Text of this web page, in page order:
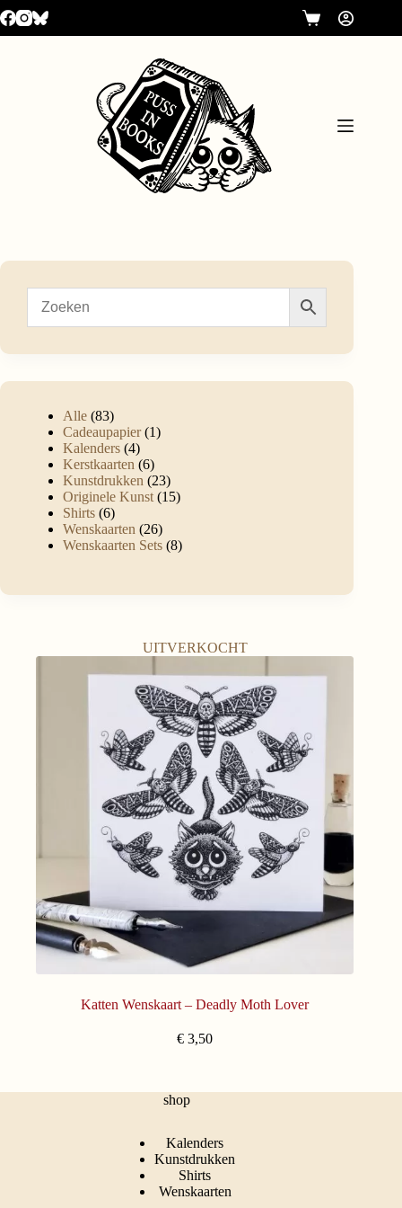
UITVERKOCHT
Katten Wenskaart – Deadly Moth Lover
€ 3,50
Alle 83
Cadeaupapier 1
Kalenders 4
Kerstkaarten 6
Kunstdrukken
23
Originele Kunst 15
Shirts 6
Wenskaarten
26
Wenskaarten Sets 8
shop
Kalenders
Kunstdrukken
Shirts
Wenskaarten